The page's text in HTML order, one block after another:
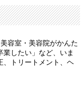
容室・美容院がかんた
したい」など、いま
、トリートメント、ヘ